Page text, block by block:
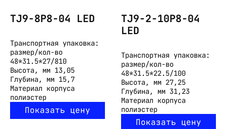
TJ9-8P8-04 LED
Транспортная упаковка:
размер/кол-во
48*31.5*27/810
Высота, мм 13,05
Глубина, мм 15,7
Материал корпуса
полиэстер
Показать цену
TJ9-2-10P8-04
LED
Транспортная упаковка:
размер/кол-во
48*31.5*22.5/100
Высота, мм 27,25
Глубина, мм 31,23
Материал корпуса
полиэстер
Показать цену